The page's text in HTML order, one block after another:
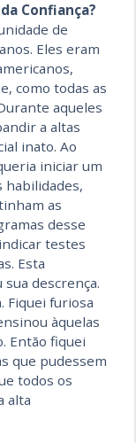
Confiança?
de
Eles eram
como todas as
aqueles
a altas
inato. Ao
iniciar um
habilidades,
as
desse
testes
Esta
descrença.
Fiquei furiosa
àquelas
Então fiquei
que pudessem
todos os
alta